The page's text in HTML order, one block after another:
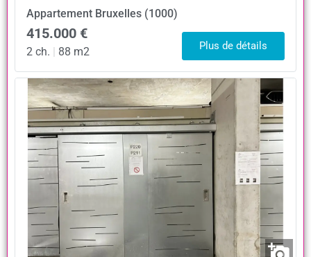
Appartement Bruxelles (1000)
415.000 €
2 ch. | 88 m2 Plus de détails